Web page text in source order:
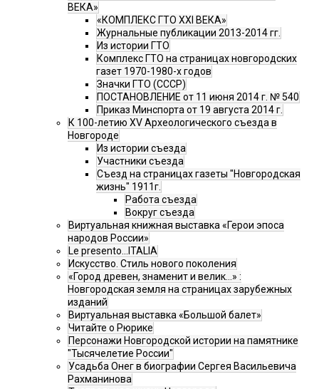
ВЕКА»
«КОМПЛЕКС ГТО XXI ВЕКА»
Журнальные публикации 2013-2014 гг.
Из истории ГТО
Комплекс ГТО на страницах новгородских
газет 1970-1980-х годов
Значки ГТО (СССР)
ПОСТАНОВЛЕНИЕ от 11 июня 2014 г. № 540
Приказ Минспорта от 19 августа 2014 г.
К 100-летию XV Археологического съезда в
Новгороде
Из истории съезда
Участники съезда
Cъезд на страницах газеты "Новгородская
жизнь" 1911г.
Работа съезда
Вокруг съезда
Виртуальная книжная выставка «Герои эпоса
народов России»
Le presento...ITALIA
Искусство. Стиль нового поколения
«Город древен, знаменит и велик…» :
Новгородская земля на страницах зарубежных
изданий
Виртуальная выставка «Большой балет»
Читайте о Рюрике
Персонажи Новгородской истории на памятнике
"Тысячелетие России"
Усадьба Онег в биографии Сергея Васильевича
Рахманинова